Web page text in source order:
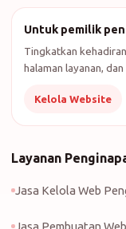
Untuk pemilik
Tingkatkan
halaman layanan,
Kelola Website
Layanan
Jasa Kelola Web
Jasa Pembuatan